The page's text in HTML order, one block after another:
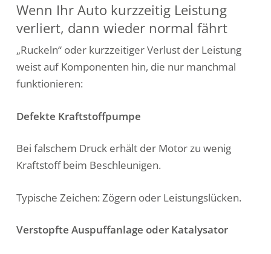
Wenn Ihr Auto kurzzeitig Leistung
verliert, dann wieder normal fährt
„Ruckeln“ oder kurzzeitiger Verlust der Leistung
weist auf Komponenten hin, die nur manchmal
funktionieren:
Defekte Kraftstoffpumpe
Bei falschem Druck erhält der Motor zu wenig
Kraftstoff beim Beschleunigen.
Typische Zeichen: Zögern oder Leistungslücken.
Verstopfte Auspuffanlage oder Katalysator